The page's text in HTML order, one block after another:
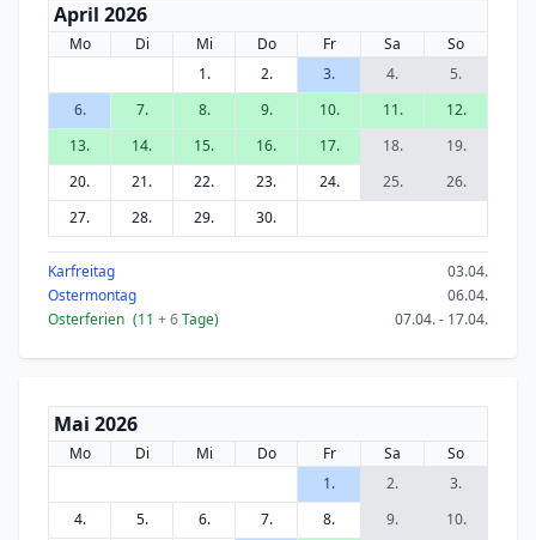
April 2026
Mo Di Mi Do Fr Sa
So
1.
2. 3. 4.
5.
6.
7. 8. 9. 10. 11.
12.
13.
14. 15. 16. 17. 18.
19.
20.
21. 22. 23. 24. 25.
26.
27.
28. 29. 30.
Karfreitag
03.04.
Ostermontag
06.04.
Osterferien (11 + 6Tage) 07.04. - 17.04.
Mai 2026
Mo Di Mi Do Fr Sa
So
1.
2.
3.
4.
5. 6. 7. 8. 9.
10.